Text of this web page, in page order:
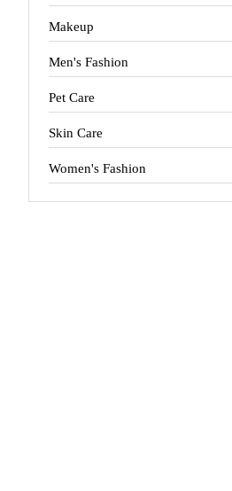
Makeup
Men's Fashion
Pet Care
Skin Care
Women's Fashion